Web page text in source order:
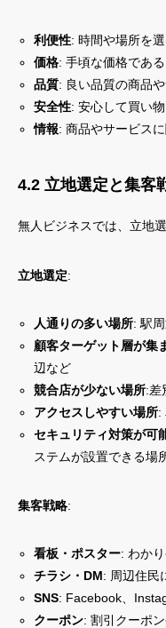
利便性: 時間や場所を
価格: 手頃な価格である
品質: 良い品質の商品
安全性: 安心して買い
情報: 商品やサービス
4.2 立地選定と集客
無人ビジネスでは、立地
立地選定:
人通りの多い場所: 駅
顧客ターゲット層が集
辺など
競合店が少ない場所:差
アクセスしやすい場所:
セキュリティ対策が可
ステムが設置できる場
集客戦略:
看板・ポスター: わか
チラシ・DM: 周辺住民
SNS: Facebook、
クーポン: 割引クーポ